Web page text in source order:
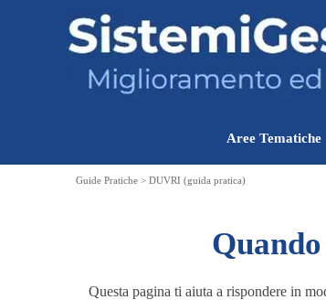
Aree Tematiche
Guide Pratiche > DUVRI (guida pratica)
Questa pagina ti aiuta a rispondere in